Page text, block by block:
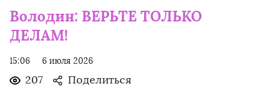
Володин: ВЕРЬТЕ ТОЛЬКО
ДЕЛАМ!
15:06 6 июля 2026
207 Поделиться